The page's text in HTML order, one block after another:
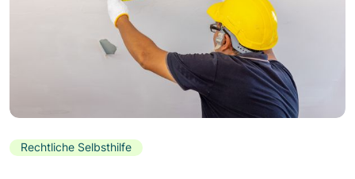
Rechtliche Selbsthilfe